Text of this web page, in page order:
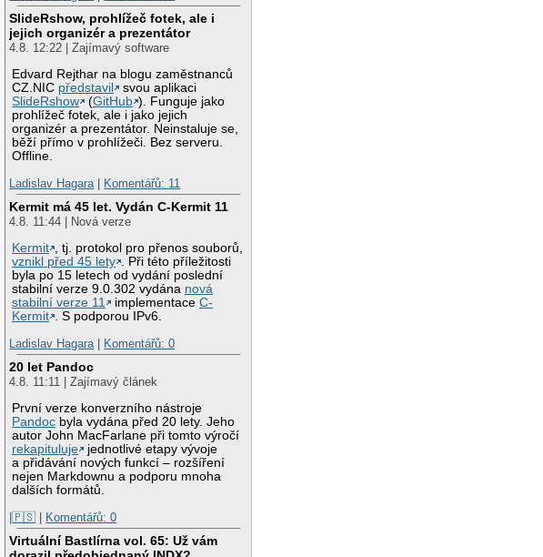
SlideRshow, prohlížeč fotek, ale i
jejich organizér a prezentátor
4.8. 12:22 | Zajímavý software
Edvard Rejthar na blogu zaměstnanců
CZ.NIC představil
svou aplikaci
SlideRshow
(GitHub ). Funguje jako
prohlížeč fotek, ale i jako jejich
organizér a prezentátor. Neinstaluje se,
běží přímo v prohlížeči. Bez serveru.
Offline.
Ladislav Hagara | Komentářů: 11
Kermit má 45 let. Vydán C-Kermit 11
4.8. 11:44 | Nová verze
Kermit
, tj. protokol pro přenos souborů,
vznikl před 45 lety
. Při této příležitosti
byla po 15 letech od vydání poslední
stabilní verze 9.0.302 vydána nová
stabilní verze 11
implementaceC-
Kermit
. S podporou IPv6.
Ladislav Hagara | Komentářů: 0
20 let Pandoc
4.8. 11:11 | Zajímavý článek
První verze konverzního nástroje
Pandoc byla vydána před 20 lety. Jeho
autor John MacFarlane při tomto výročí
rekapituluje
jednotlivé etapy vývoje
a přidávání nových funkcí – rozšíření
nejen Markdownu a podporu mnoha
dalších formátů.
|🇵🇸 | Komentářů: 0
Virtuální Bastlírna vol. 65: Už vám